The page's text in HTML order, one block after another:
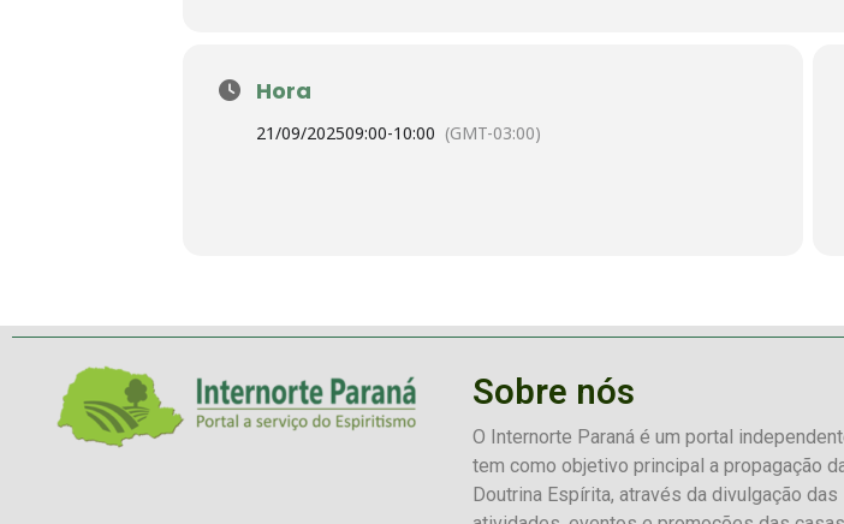
Hora
21/09/202509:00-10:00 (GMT-03:00)
Sobre nós
O Internorte Paraná é um portal
tem como objetivo principal a propagação
Doutrina Espírita, através da divulgação das